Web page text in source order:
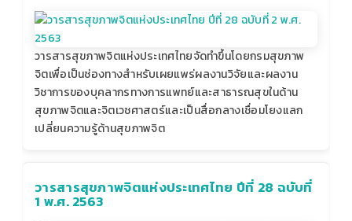
วารสารสุขภาพจิตแห่งประเทศไทยจัดทำขึ้นโดยกรมสุขภาพ
จิตเพื่อเป็นช่องทางสำหรับเผยแพร่ผลงานวิจัยและผลงาน
วิชาการของบุคลากรทางการแพทย์และสาธารณสุขในด้าน
สุขภาพจิตและจิตเวชศาสตร์และเป็นสื่อกลางเชื่อมโยงแลก
เปลี่ยนความรู้ด้านสุขภาพจิต
วารสารสุขภาพจิตแห่งประเทศไทย ปีที่ 28 ฉบับที่
1 พ.ศ. 2563